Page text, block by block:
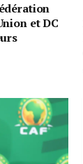
et DC